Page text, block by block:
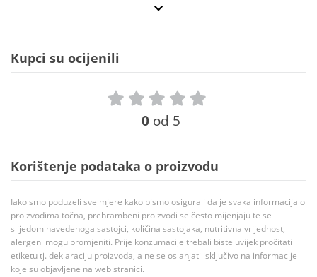
Kupci su ocijenili
0 od 5
Korištenje podataka o proizvodu
Iako smo poduzeli sve mjere kako bismo osigurali da je svaka informacija o
proizvodima točna, prehrambeni proizvodi se često mijenjaju te se
slijedom navedenoga sastojci, količina sastojaka, nutritivna vrijednost,
alergeni mogu promjeniti. Prije konzumacije trebali biste uvijek pročitati
etiketu tj. deklaraciju proizvoda, a ne se oslanjati isključivo na informacije
koje su objavljene na web stranici.